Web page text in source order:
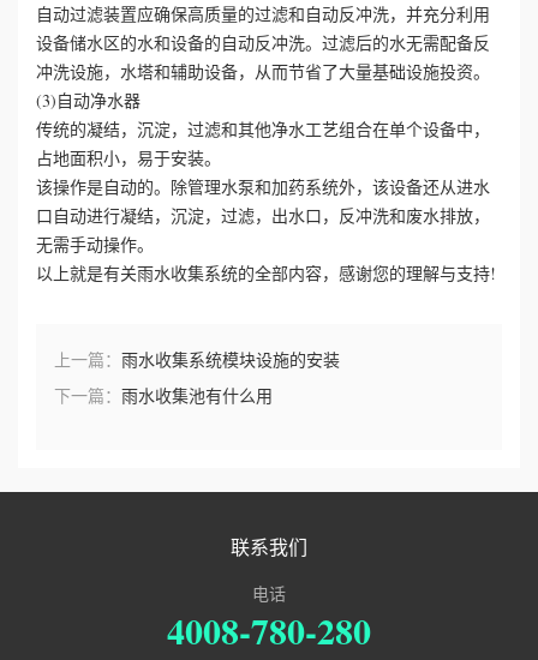
自动过滤装置应确保高质量的过滤和自动反冲洗，并充分利用
设备储水区的水和设备的自动反冲洗。过滤后的水无需配备反
冲洗设施，水塔和辅助设备，从而节省了大量基础设施投资。
(3)自动净水器
传统的凝结，沉淀，过滤和其他净水工艺组合在单个设备中，
占地面积小，易于安装。
该操作是自动的。除管理水泵和加药系统外，该设备还从进水
口自动进行凝结，沉淀，过滤，出水口，反冲洗和废水排放，
无需手动操作。
以上就是有关雨水收集系统的全部内容，感谢您的理解与支持!
上一篇： 雨水收集系统模块设施的安装
下一篇： 雨水收集池有什么用
联系我们
电话
4008-780-280